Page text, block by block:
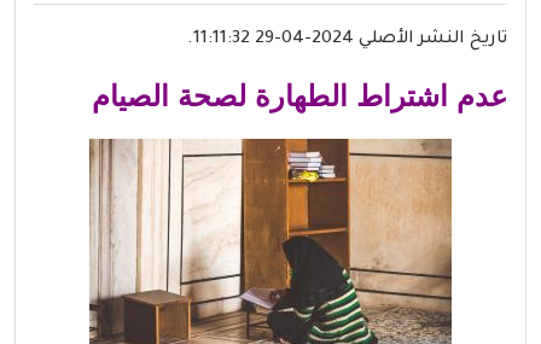
تاريخ النشر الأصلي 2024-04-29 11:11:32.
عدم اشتراط الطهارة لصحة الصيام